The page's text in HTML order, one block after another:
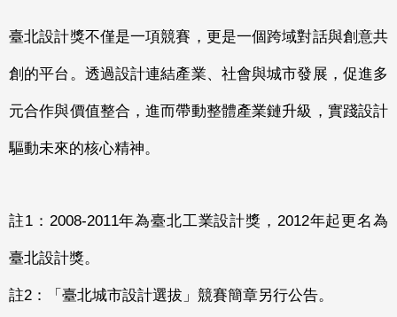
臺北設計獎不僅是一項競賽，更是一個跨域對話與創意共
創的平台。透過設計連結產業、社會與城市發展，促進多
元合作與價值整合，進而帶動整體產業鏈升級，實踐設計
驅動未來的核心精神。
註1：2008-2011年為臺北工業設計獎，2012年起更名為
臺北設計獎。
註2：「臺北城市設計選拔」競賽簡章另行公告。